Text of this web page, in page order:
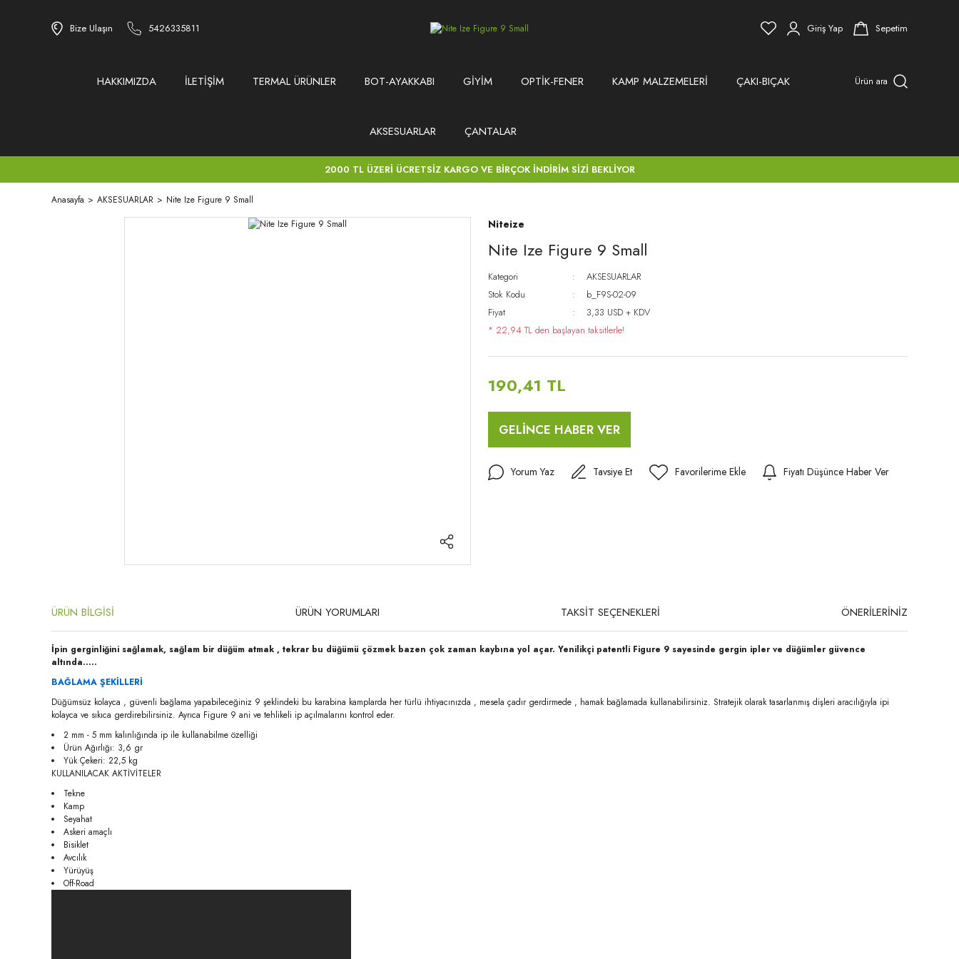
Bize Ulaşın 5426335811 Giriş Yap Sepetim
HAKKIMIZDA İLETİŞİM TERMAL ÜRÜNLER BOT-AYAKKABI GİYİM OPTİK-FENER KAMP MALZEMELERİ ÇAKI-BIÇAK
AKSESUARLAR ÇANTALAR
Ürün ara
2000 TL ÜZERİ ÜCRETSİZ KARGO VE BİRÇOK İNDİRİM SİZİ BEKLİYOR
Anasayfa AKSESUARLAR Nite Ize Figure 9 Small
Niteize
Nite Ize Figure 9 Small
Kategori
AKSESUARLAR
Stok Kodu
b_F9S-02-09
Fiyat
3,33 USD + KDV
* 22,94 TL den başlayan taksitlerle!
190,41 TL
GELİNCE HABER VER
Yorum Yaz Tavsiye Et Fiyatı Düşünce Haber Ver
ÜRÜN BİLGİSİ ÜRÜN YORUMLARI TAKSİT SEÇENEKLERİ ÖNERİLERİNİZ
İpin gerginliğini sağlamak, sağlam bir düğüm atmak , tekrar bu düğümü çözmek bazen çok zaman kaybına yol açar. Yenilikçi patentli Figure 9 sayesinde gergin ipler ve düğümler güvence
altında.....
BAĞLAMA ŞEKİLLERİ
Düğümsüz kolayca , güvenli bağlama yapabileceğiniz 9 şeklindeki bu karabina kamplarda her türlü ihtiyacınızda , mesela çadır gerdirmede , hamak bağlamada kullanabilirsiniz. Stratejik olarak tasarlanmış dişleri aracılığıyla ipi
kolayca ve sıkıca gerdirebilirsiniz. Ayrıca Figure 9 ani ve tehlikeli ip açılmalarını kontrol eder.
2 mm - 5 mm kalınlığında ip ile kullanabilme özelliği
Ürün Ağırlığı: 3,6 gr
Yük Çekeri: 22,5 kg
KULLANILACAK AKTİVİTELER
Tekne
Kamp
Seyahat
Askeri amaçlı
Bisiklet
Avcılık
Yürüyüş
Off-Road